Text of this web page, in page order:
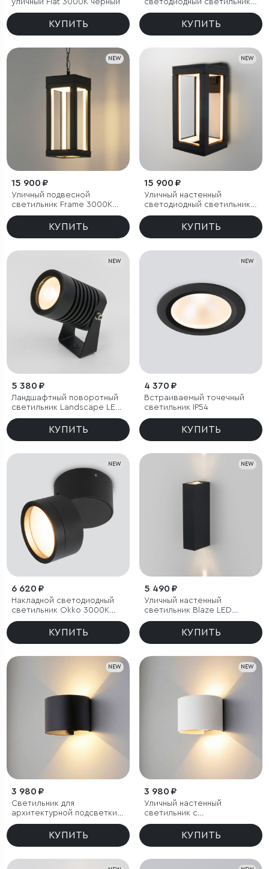
уличный Flat 3000K чёрный
КУПИТЬ
светодиодный светильник
Frame 3000K чёрный
КУПИТЬ
NEW
15 900 ₽
Уличный подвесной
светильник Frame 3000K
чёрный
КУПИТЬ
NEW
15 900 ₽
Уличный настенный
светодиодный светильник
Frame 3000K чёрный
КУПИТЬ
NEW
5 380 ₽
Ландшафтный поворотный
светильник Landscape LED
3000K черный IP54
КУПИТЬ
NEW
4 370 ₽
Встраиваемый точечный
светильник IP54
КУПИТЬ
NEW
6 620 ₽
Накладной светодиодный
светильник Okko 3000K
черный IP54
КУПИТЬ
NEW
5 490 ₽
Уличный настенный
светильник Blaze LED
3000K черный IP65
КУПИТЬ
NEW
3 980 ₽
Светильник для
архитектурной подсветки
BLADE 3000K черный IP54
КУПИТЬ
NEW
3 980 ₽
Уличный настенный
светильник с
регулируемыми лучами
BLADE 3000K белый
КУПИТЬ